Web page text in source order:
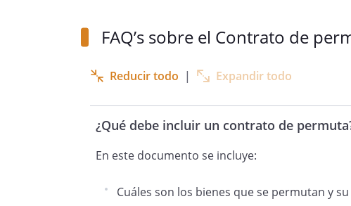
FAQ’s sobre el Contrato de
Reducir todo | Expandir todo
¿Qué debe incluir un contrato de
En este documento se incluye:
Cuáles son los bienes que se permutan y